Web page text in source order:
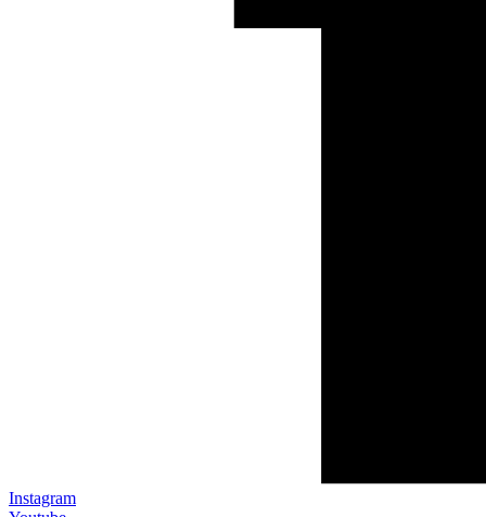
Instagram